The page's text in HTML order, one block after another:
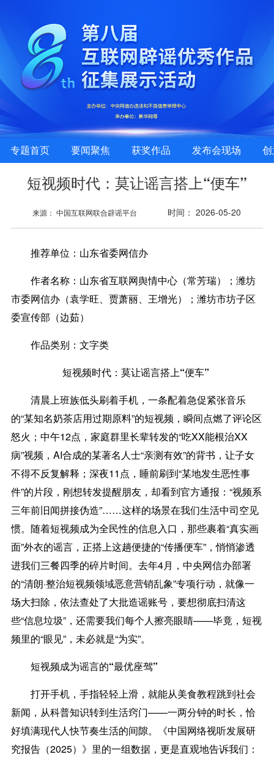
专题首页 要闻聚焦 获奖作品 发布会现场
短视频时代：莫让谣言搭上“便车”
来源： 中国互联网联合辟谣平台 时间： 2026-05-20
推荐单位： 山东省委网信办
作者名称： 山东省互联网舆情中心（常芳瑞）；潍坊
市委网信办（袁学旺、贾萧丽、王增光）；潍坊市坊子区
委宣传部（边茹）
作品类别： 文字类
短视频时代：莫让谣言搭上“便车”
清晨上班族低头刷着手机，一条配着急促紧张音乐
的“某知名奶茶店用过期原料”的短视频，瞬间点燃了评论区
怒火；中午12点，家庭群里长辈转发的“吃XX能根治XX
病”视频，AI合成的某著名人士“亲测有效”的背书，让子女
不得不反复解释；深夜11点，睡前刷到“某地发生恶性事
件”的片段，刚想转发提醒朋友，却看到官方通报：“视频系
三年前旧闻拼接伪造”……这样的场景在我们生活中司空见
惯。随着短视频成为全民性的信息入口，那些裹着“真实画
面”外衣的谣言，正搭上这趟便捷的“传播便车”，悄悄渗透
进我们三餐四季的碎片时间。去年4月，中央网信办部署
的“清朗·整治短视频领域恶意营销乱象”专项行动，就像一
场大扫除，依法查处了大批造谣账号，要想彻底扫清这
些“信息垃圾”，还需要我们每个人擦亮眼睛——毕竟，短视
频里的“眼见”，未必就是“为实”。
短视频成为谣言的“最优座驾”
打开手机，手指轻轻上滑，就能从美食教程跳到社会
新闻，从科普知识转到生活窍门——一两分钟的时长，恰
好填满现代人快节奏生活的间隙。《中国网络视听发展研
究报告（2025）》里的一组数据，更是直观地告诉我们：